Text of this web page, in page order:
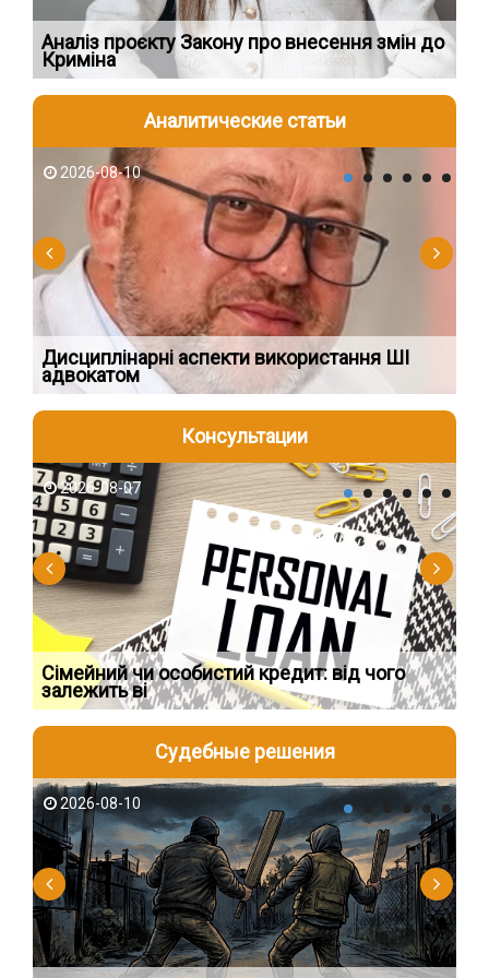
Аналіз проєкту Закону про внесення змін до
Криміна
Аналитические статьи
2026-08-10
Дисциплінарні аспекти використання ШІ
адвокатом
Консультации
2026-08-07
Сімейний чи особистий кредит: від чого
залежить ві
Судебные решения
2026-08-10